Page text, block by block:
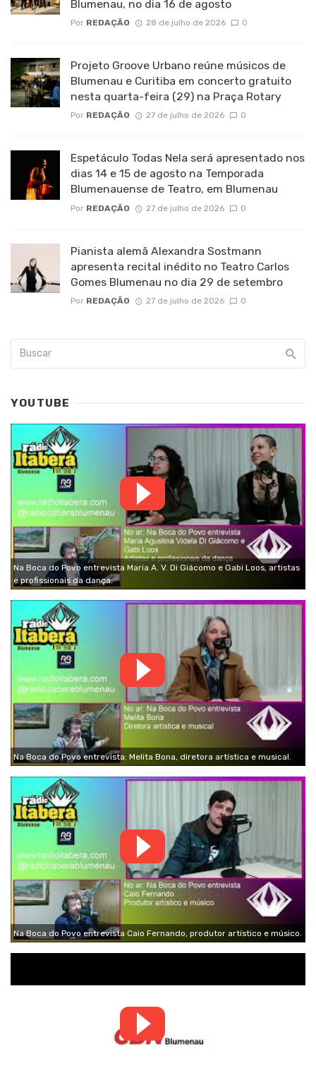
Blumenau, no dia 16 de agosto
Por REDAÇÃO 28 de julho de 2026 0
Projeto Groove Urbano reúne músicos de
Blumenau e Curitiba em concerto gratuito
nesta quarta-feira (29) na Praça Rotary
Por REDAÇÃO 27 de julho de 2026 0
Espetáculo Todas Nela será apresentado nos
dias 14 e 15 de agosto na Temporada
Blumenauense de Teatro, em Blumenau
Por REDAÇÃO 27 de julho de 2026 0
Pianista alemã Alexandra Sostmann
apresenta recital inédito no Teatro Carlos
Gomes Blumenau no dia 29 de setembro
Por REDAÇÃO 27 de julho de 2026 0
YOUTUBE
Na Boca do Povo entrevista Maria A. V. Di Giácomo e Gabi Loos, artistas
e profissionais da dança.
Na Boca do Povo entrevista: Melita Bona, diretora artística e musical.
Na Boca do Povo entrevista Caio Fernando, produtor artístico e músico.